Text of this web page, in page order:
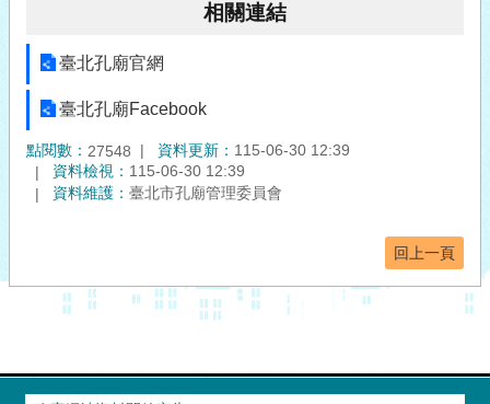
相關連結
臺北孔廟官網
臺北孔廟Facebook
點閱數： 27548 資料更新： 115-06-30 12:39
資料檢視： 115-06-30 12:39
資料維護： 臺北市孔廟管理委員會
回上一頁